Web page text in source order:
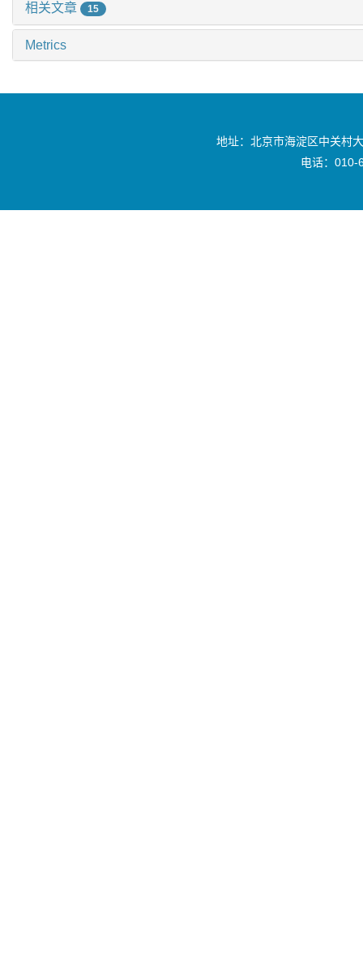
相关文章 15
Metrics
地址：北京市海淀区中关村
电话：